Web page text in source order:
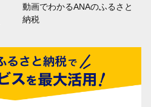
動画でわかるANAのふるさと
納税